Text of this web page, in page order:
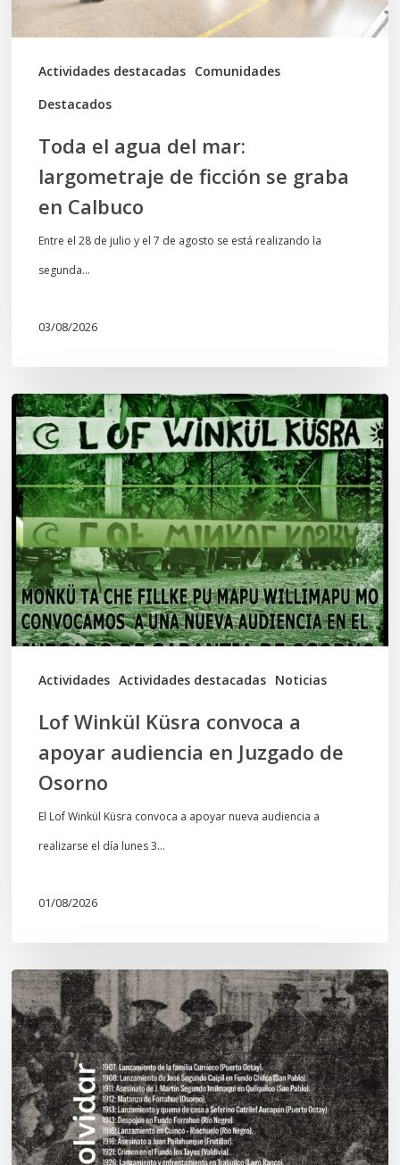
Actividades destacadas Comunidades
Destacados
ficción
se
graba
Toda el agua del mar:
largometraje de ficción se graba
en Calbuco
Entre el 28 de julio y el 7 de agosto se está realizando la
segunda…
03/08/2026
Actividades Actividades destacadas Noticias
Lof
Winkül
Küsra
convoca
a
apoyar
audiencia
en
Juzgado
Lof Winkül Küsra convoca a
apoyar audiencia en Juzgado de
Osorno
El Lof Winkül Küsra convoca a apoyar nueva audiencia a
realizarse el día lunes 3…
01/08/2026
Chawrakawin:
Palimpsesto
explora
a
través
del
arte